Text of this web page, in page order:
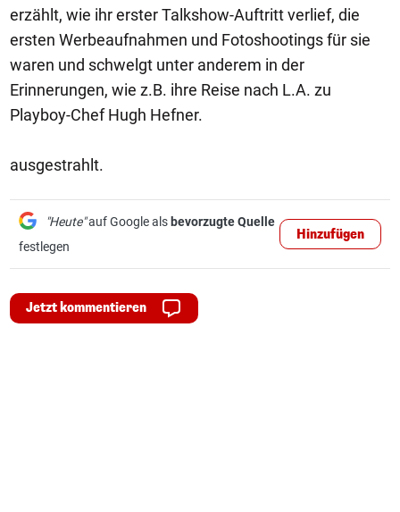
erzählt, wie ihr erster Talkshow-Auftritt verlief, die
ersten Werbeaufnahmen und Fotoshootings für sie
waren und schwelgt unter anderem in der
Erinnerungen, wie z.B. ihre Reise nach L.A. zu
Playboy-Chef Hugh Hefner.
ausgestrahlt.
"Heute"auf Google als bevorzugte Quelle
festlegen
Hinzufügen
Jetzt kommentieren